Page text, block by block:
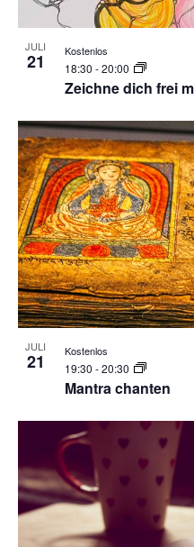
JULI
21
Zeichne dich frei
18:30 -20:00
Kostenlos
JULI
21
Mantra chanten
19:30 -20:30
Kostenlos